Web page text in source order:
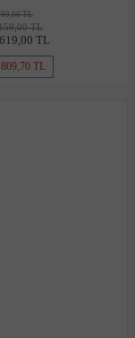
TL
TL
TL
809,70 TL